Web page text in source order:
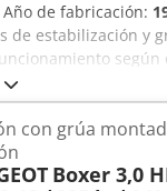
Año de fabricación:
estabilización y
CV) Caja de
de la
reducido), peso
radio, bloqueo
x 2265 x 3400 mm,
con grúa
Boxer 3,0